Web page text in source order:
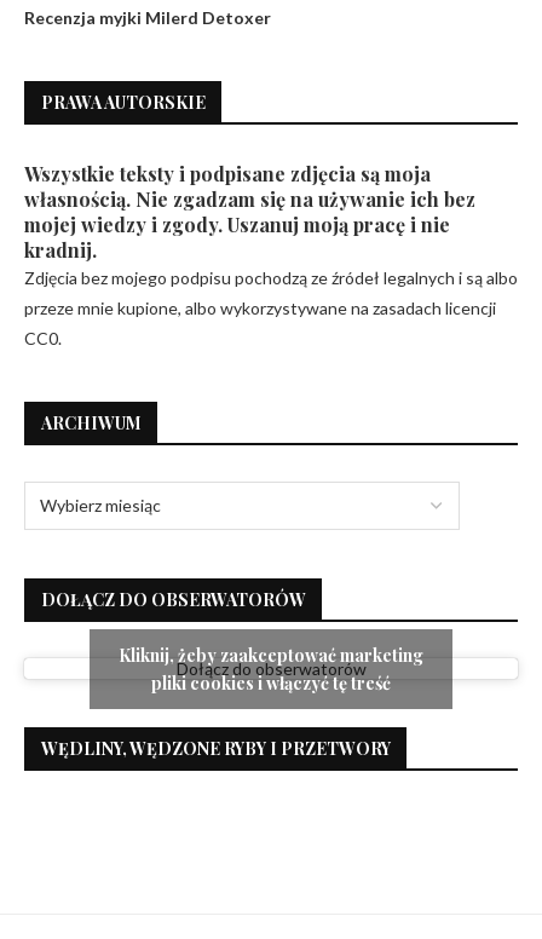
Recenzja myjki Milerd Detoxer
PRAWA AUTORSKIE
Wszystkie teksty i podpisane zdjęcia są moja
własnością. Nie zgadzam się na używanie ich bez
mojej wiedzy i zgody. Uszanuj moją pracę i nie
kradnij.
Zdjęcia bez mojego podpisu pochodzą ze źródeł legalnych i są albo
przeze mnie kupione, albo wykorzystywane na zasadach licencji
CC0.
ARCHIWUM
DOŁĄCZ DO OBSERWATORÓW
Dołącz do obserwatorów
Kliknij, żeby zaakceptować marketing
pliki cookies i włączyć tę treść
WĘDLINY, WĘDZONE RYBY I PRZETWORY